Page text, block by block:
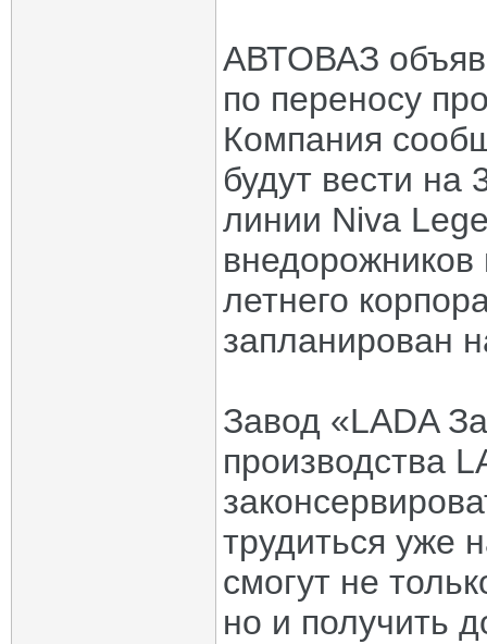
АВТОВАЗ
по переносу
Компания
будут вести на
линии Niva
летнего
запланирован
Завод «LADA
производства
трудиться уже
смогут не
но и получить